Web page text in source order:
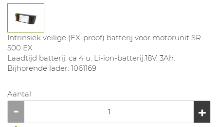
Intrinsiek veilige (EX-proof) batterij voor motorunit SR
500 EX
Laadtijd batterij: ca 4 u. Li-ion-batterij.18V, 3Ah.
Bijhorende lader: 1061169
Aantal